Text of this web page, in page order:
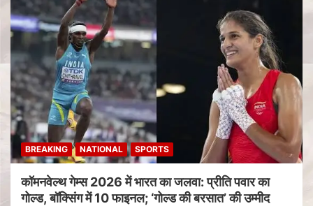
BREAKING NATIONAL SPORTS
कॉमनवेल्थ गेम्स 2026 में भारत का जलवा: प्रीति पवार का
गोल्ड, बॉक्सिंग में 10 फाइनल; ‘गोल्ड की बरसात’ की उम्मीद